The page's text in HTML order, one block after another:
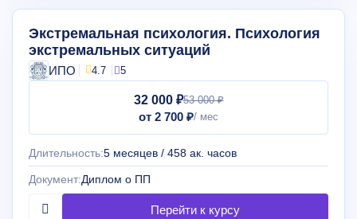
Экстремальная психология. Психология
экстремальных ситуаций
ИПО 4.7 5
32 000 ₽53 000 ₽
от 2 700 ₽
Длительность:5 месяцев / 458 ак. часов
Документ:Диплом о ПП